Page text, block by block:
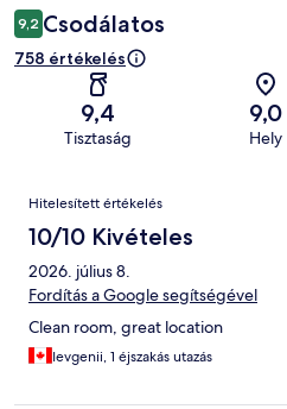
9,2 Csodálatos
758 értékelés
9,4
Tisztaság
9,0
Hely
Értékelések
Hitelesített értékelés
10/10 Kivételes
2026. július 8.
Fordítás a Google segítségével
Clean room, great location
Ievgenii, 1 éjszakás utazás